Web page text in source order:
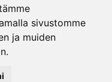
sivustomme
ja muiden